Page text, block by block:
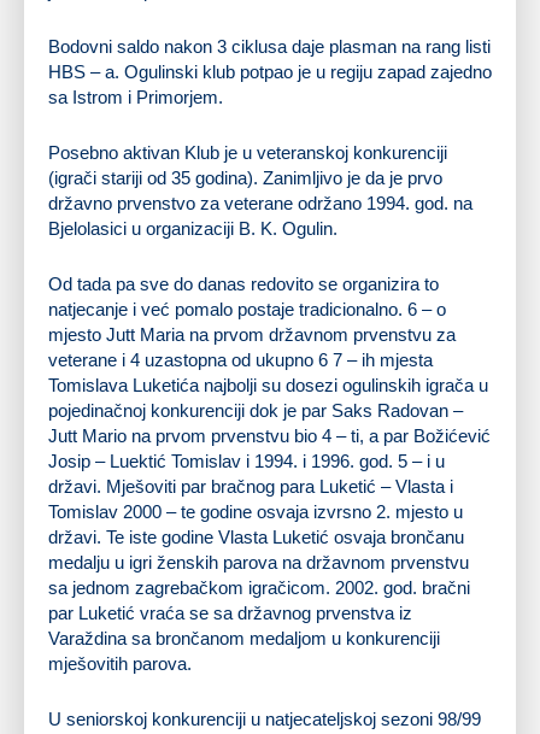
Bodovni saldo nakon 3 ciklusa daje plasman na rang listi
HBS – a. Ogulinski klub potpao je u regiju zapad zajedno
sa Istrom i Primorjem.
Posebno aktivan Klub je u veteranskoj konkurenciji
(igrači stariji od 35 godina). Zanimljivo je da je prvo
državno prvenstvo za veterane održano 1994. god. na
Bjelolasici u organizaciji B. K. Ogulin.
Od tada pa sve do danas redovito se organizira to
natjecanje i već pomalo postaje tradicionalno. 6 – o
mjesto Jutt Maria na prvom državnom prvenstvu za
veterane i 4 uzastopna od ukupno 6 7 – ih mjesta
Tomislava Luketića najbolji su dosezi ogulinskih igrača u
pojedinačnoj konkurenciji dok je par Saks Radovan –
Jutt Mario na prvom prvenstvu bio 4 – ti, a par Božićević
Josip – Luektić Tomislav i 1994. i 1996. god. 5 – i u
državi. Mješoviti par bračnog para Luketić – Vlasta i
Tomislav 2000 – te godine osvaja izvrsno 2. mjesto u
državi. Te iste godine Vlasta Luketić osvaja brončanu
medalju u igri ženskih parova na državnom prvenstvu
sa jednom zagrebačkom igračicom. 2002. god. bračni
par Luketić vraća se sa državnog prvenstva iz
Varaždina sa brončanom medaljom u konkurenciji
mješovitih parova.
U seniorskoj konkurenciji u natjecateljskoj sezoni 98/99